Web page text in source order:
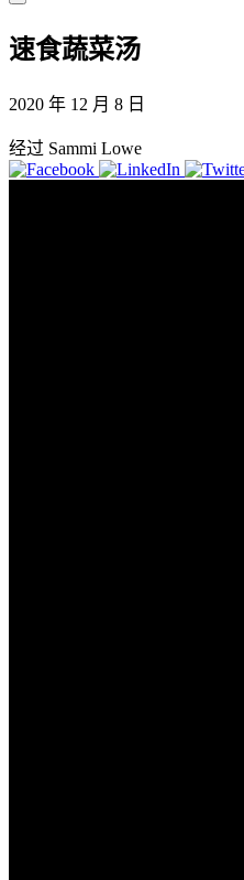
速食蔬菜汤
2020 年 12 月 8 日
经过 Sammi Lowe